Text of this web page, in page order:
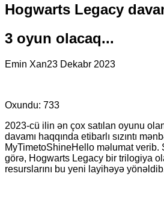
Hogwarts Legacy
3 oyun olacaq...
Emin Xan23 Dekabr 2023
Oxundu: 733
2023-cü ilin ən çox satılan oyunu
davamı haqqında etibarlı sızıntı
MyTimetoShineHello məlumat verib.
görə, Hogwarts Legacy bir trilogiya
resurslarını bu yeni layihəyə